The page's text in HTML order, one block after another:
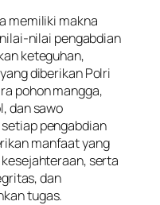
memiliki makna
nilai pengabdian
keteguhan,
diberikan Polri
pohon mangga,
dan sawo
pengabdian
manfaat yang
serta
dan
tugas.